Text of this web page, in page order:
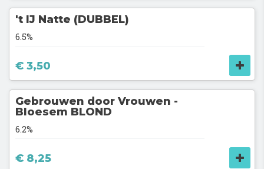
't IJ Natte (DUBBEL)
6.5%
€ 3,50
Gebrouwen door Vrouwen -
Bloesem BLOND
6.2%
€ 8,25